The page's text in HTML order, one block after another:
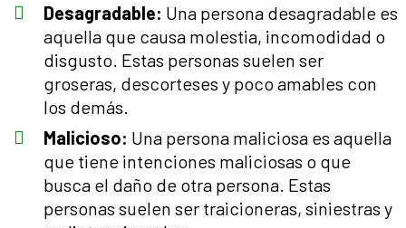
Desagradable: Una persona desagradable es
aquella que causa molestia, incomodidad o
disgusto. Estas personas suelen ser
groseras, descorteses y poco amables con
los demás.
Malicioso: Una persona maliciosa es aquella
que tiene intenciones maliciosas o que
busca el daño de otra persona. Estas
personas suelen ser traicioneras, siniestras y